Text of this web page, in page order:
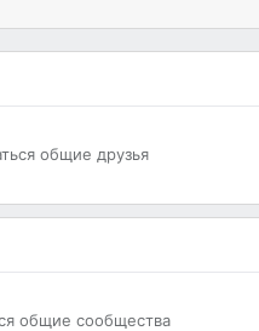
общие друзья
общие сообщества